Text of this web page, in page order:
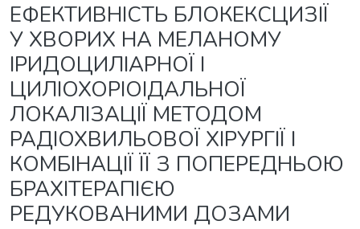
ЕФЕКТИВНІСТЬ БЛОКЕКСЦИЗІЇ
У ХВОРИХ НА МЕЛАНОМУ
ІРИДОЦИЛІАРНОЇ І
ЦИЛІОХОРІОІДАЛЬНОЇ
ЛОКАЛІЗАЦІЇ МЕТОДОМ
РАДІОХВИЛЬОВОЇ ХІРУРГІЇ І
КОМБІНАЦІЇ ЇЇ З ПОПЕРЕДНЬОЮ
БРАХІТЕРАПІЄЮ
РЕДУКОВАНИМИ ДОЗАМИ